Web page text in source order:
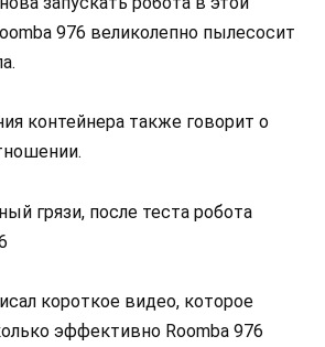
976 великолепно пылесосит
контейнера также говорит о
короткое видео, которое
эффективно Roomba 976